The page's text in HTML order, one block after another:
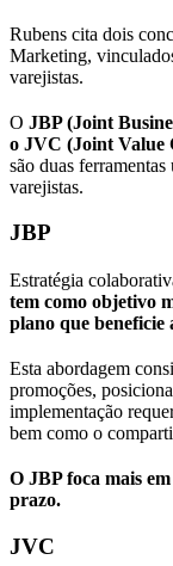
Rubens cita dois
Marketing,
varejistas.
O JBP (Joint
o JVC (Joint Value
são duas
varejistas.
JBP
Estratégia
tem como objetivo
plano que beneficie
Esta abordagem
promoções,
implementação
bem como o
O JBP foca mais
prazo.
JVC